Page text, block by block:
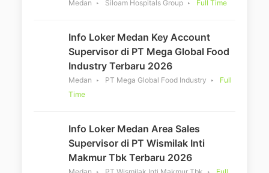
Medan Siloam Hospitals Group Full Time
Info Loker Medan Key Account
Supervisor di PT Mega Global Food
Industry Terbaru 2026
Medan PT Mega Global Food Industry
Full
Time
Info Loker Medan Area Sales
Supervisor di PT Wismilak Inti
Makmur Tbk Terbaru 2026